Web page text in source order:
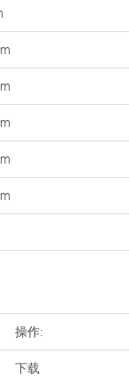
操作:
下载